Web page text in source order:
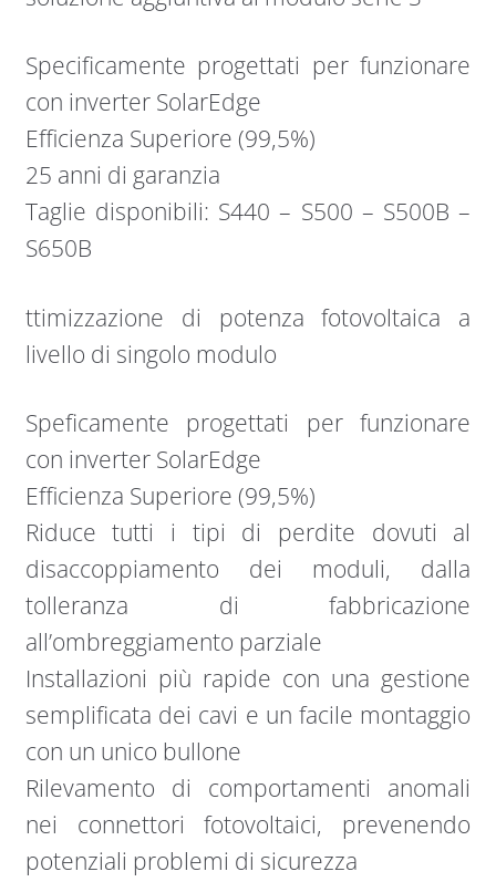
Specificamente progettati per funzionare
con inverter SolarEdge
Efficienza Superiore (99,5%)
25 anni di garanzia
Taglie disponibili: S440 – S500 – S500B –
S650B
ttimizzazione di potenza fotovoltaica a
livello di singolo modulo
Speficamente progettati per funzionare
con inverter SolarEdge
Efficienza Superiore (99,5%)
Riduce tutti i tipi di perdite dovuti al
disaccoppiamento dei moduli, dalla
tolleranza di fabbricazione
all’ombreggiamento parziale
Installazioni più rapide con una gestione
semplificata dei cavi e un facile montaggio
con un unico bullone
Rilevamento di comportamenti anomali
nei connettori fotovoltaici, prevenendo
potenziali problemi di sicurezza